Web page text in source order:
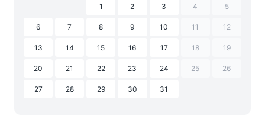
1 2 3 4 5
6 7 8 9 10 11 12
13 14 15 16 17 18 19
20 21 22 23 24 25 26
27 28 29 30 31